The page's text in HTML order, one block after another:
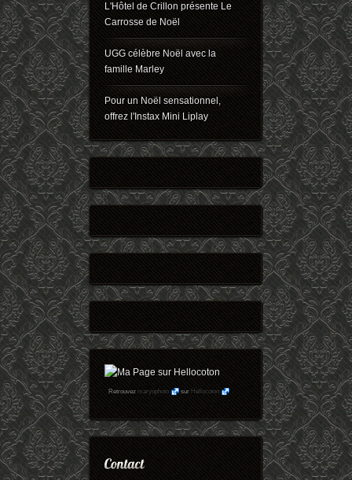
L'Hôtel de Crillon présente Le
Carrosse de Noël
UGG célèbre Noël avec la
famille Marley
Pour un Noël sensationnel,
offrez l'Instax Mini Liplay
Retrouvezmaryophoto surHellocoton